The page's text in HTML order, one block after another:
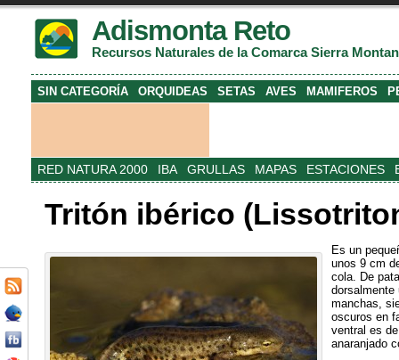
Adismonta Reto
Recursos Naturales de la Comarca Sierra
SIN CATEGORÍA ORQUIDEAS SETAS AVES MAMIFEROS
RED NATURA 2000 IBA GRULLAS MAPAS ESTACIONES
Tritón ibérico
Es un
unos 9 cm
cola. De
dorsalmente
manchas,
oscuros en
ventral es
anaranjado